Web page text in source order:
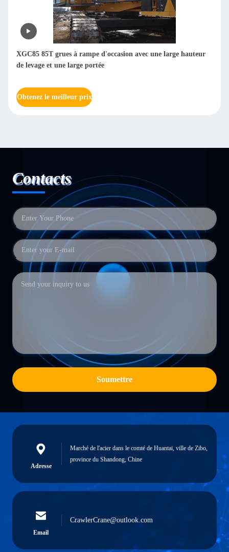
XGC85 85T grues à rampe d'occasion avec une large hauteur
de levage et une large portée
Obtenez le meilleur prix
Contacts
Soumettre
Adresse
Marché de l'acier dans le comté de Huantai, ville de Zibo,
province du Shandong, Chine
Email
CrawlerCrane@outlook.com